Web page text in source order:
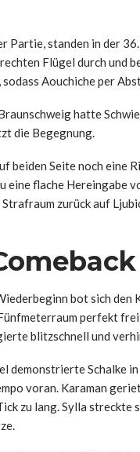
Partie, standen in der
Flügel durch und
Aouchiche per
hatte
die Begegnung.
beiden Seite noch eine
eine flache Hereingabe
zurück auf
bot sich den
perfekt
blitzschnell und
demonstrierte Schalke
voran. Karaman
zu lang. Sylla streckte